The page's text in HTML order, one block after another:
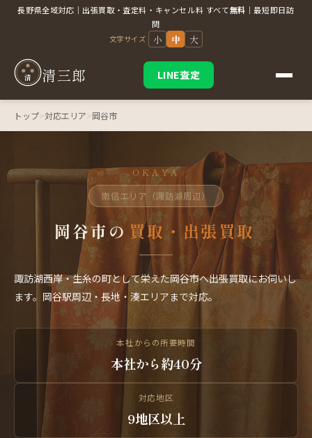
長野県全域対応｜出張買取・査定料・キャンセル料 すべて無料 ｜最短即日訪
問
文字サイズ 小 中 大
清 清三郎 LINE査定
トップ>対応エリア>岡谷市
OKAYA
南信エリア（諏訪湖周辺）
岡谷市の 買取・出張買取
諏訪湖西岸・生糸の町として栄えた岡谷市へ出張買取にお伺いし
ます。岡谷駅周辺・長地・湊エリアまで対応。
本社からの所要時間
本社から約40分
対応地区
9地区以上